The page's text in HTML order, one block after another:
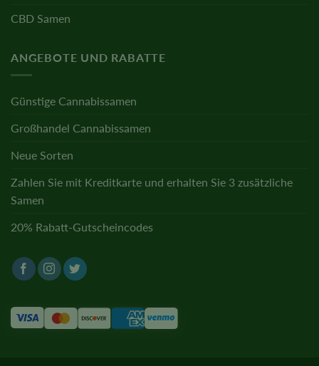
CBD Samen
ANGEBOTE UND RABATTE
Günstige Cannabissamen
Großhandel Cannabissamen
Neue Sorten
Zahlen Sie mit Kreditkarte und erhalten Sie 3 zusätzliche
Samen
20% Rabatt-Gutscheincodes